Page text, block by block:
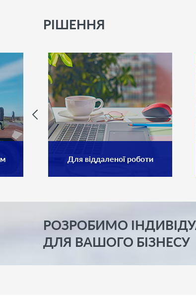
РІШЕННЯ
Для віддаленої роботи
РОЗРОБИМО
ДЛЯ ВАШОГО БІЗНЕСУ